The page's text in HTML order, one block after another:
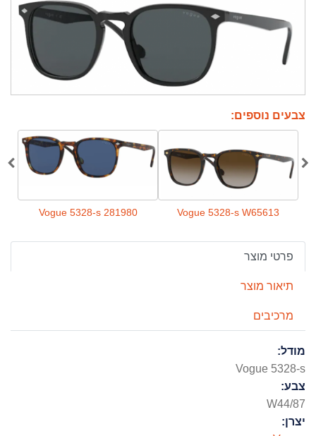
צבעים נוספים:
Vogue 5328-s W65613
Vogue 5328-s 281980
פרטי מוצר
תיאור מוצר
מרכיבים
מודל:
Vogue 5328-s
צבע:
W44/87
יצרן: